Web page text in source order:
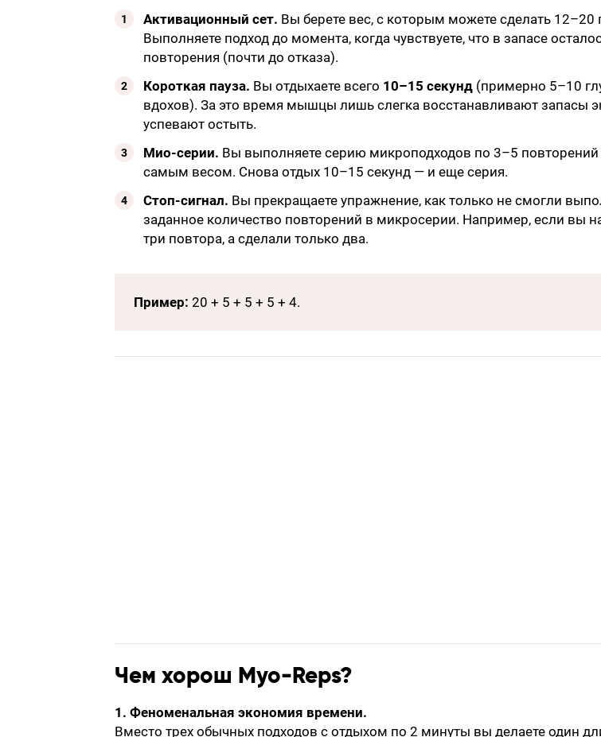
Активационный сет. Вы берете вес, с которым можете сделать 12–20
Выполняете подход до момента, когда чувствуете, что в запасе
повторения (почти до отказа).
Короткая пауза. Вы отдыхаете всего 10–15 секунд (примерно 5–10
вдохов). За это время мышцы лишь слегка восстанавливают запасы
успевают остыть.
Мио-серии. Вы выполняете серию микроподходов по 3–5
самым весом. Снова отдых 10–15 секунд — и еще серия.
Стоп-сигнал. Вы прекращаете упражнение, как только не смогли
заданное количество повторений в микросерии. Например, если вы
три повтора, а сделали только два.
Пример: 20 + 5 + 5 + 5 + 4.
Чем хорош Myo-Reps?
1. Феноменальная экономия времени.
Вместо трех обычных подходов с отдыхом по 2 минуты вы делаете один